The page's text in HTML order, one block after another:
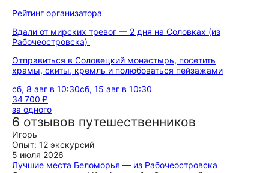
Рейтинг организатора
Вдали от мирских тревог — 2 дня на Соловках (из
Рабочеостровска)
Отправиться в Соловецкий монастырь, посетить
храмы, скиты, кремль и полюбоваться пейзажами
сб, 8 авг в 10:30сб, 15 авг в 10:30
34 700 ₽
за одного
6 отзывов путешественников
Игорь
Опыт: 12 экскурсий
5 июля 2026
Лучшие места Беломорья — из Рабочеостровска